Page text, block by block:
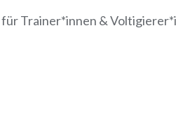
für Trainer*innen &